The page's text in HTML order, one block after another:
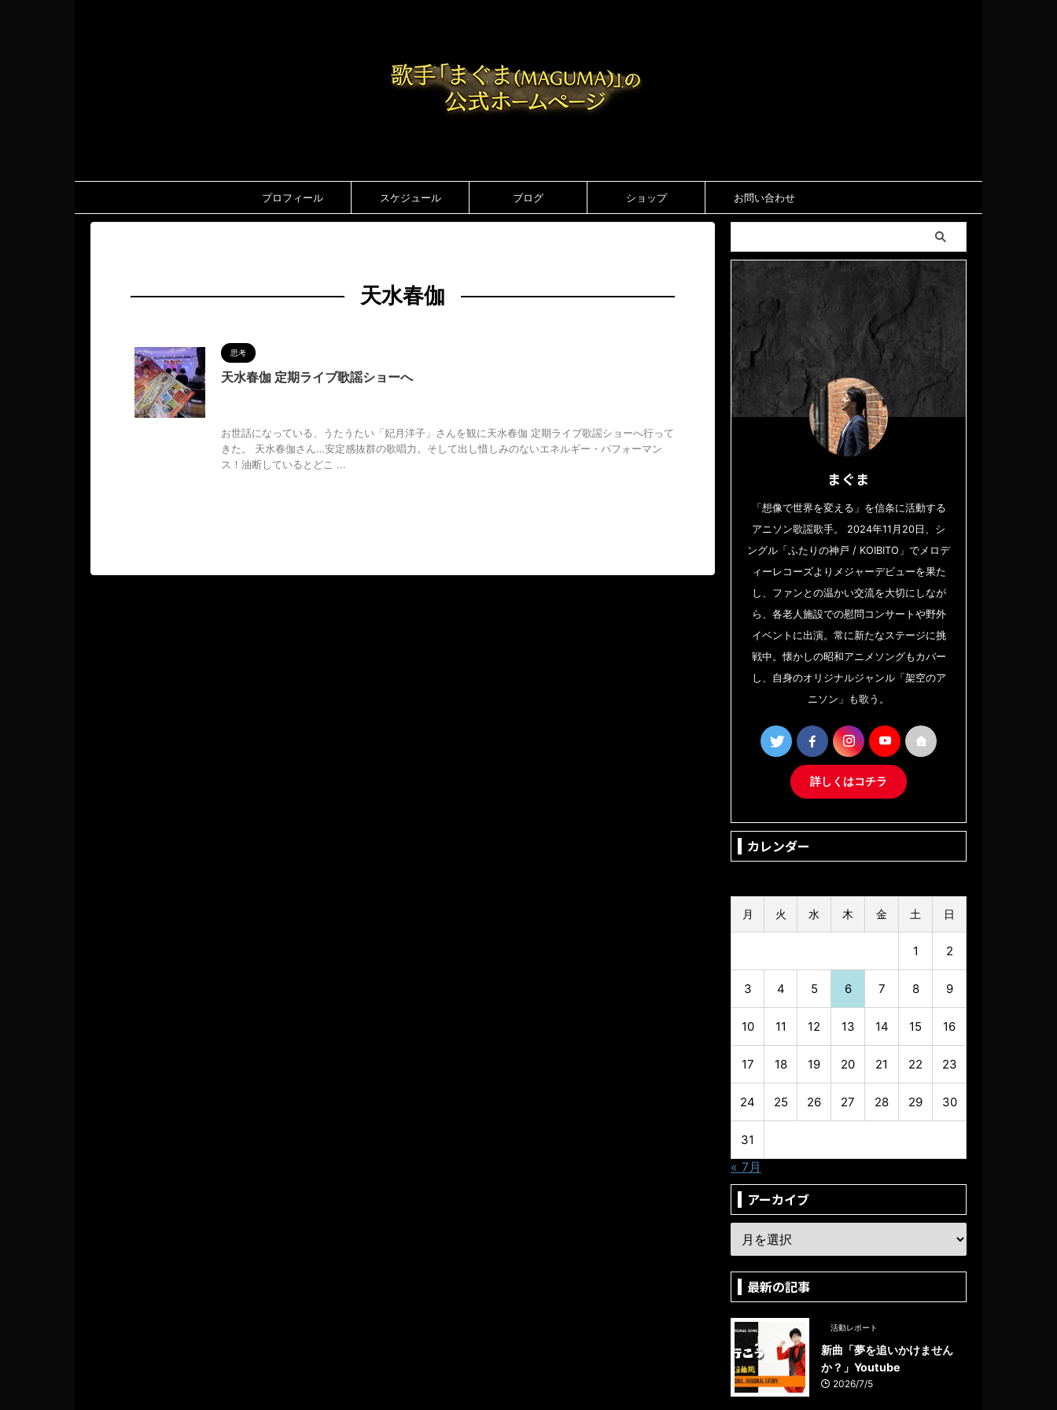
プロフィール スケジュール ブログ ショップ お問い合わせ
天水春伽
思考
天水春伽 定期ライブ歌謡ショーへ
お世話になっている、うたうたい「妃月洋子」さんを観に天水春伽 定期ライブ歌謡ショーへ行って
きた。 天水春伽さん…安定感抜群の歌唱力。そして出し惜しみのないエネルギー・パフォーマン
ス！油断しているとどこ ...
まぐま
「想像で世界を変える」を信条に活動する
アニソン歌謡歌手。 2024年11月20日、シ
ングル「ふたりの神戸 / KOIBITO」でメロデ
ィーレコーズよりメジャーデビューを果た
し、ファンとの温かい交流を大切にしなが
ら、各老人施設での慰問コンサートや野外
イベントに出演。常に新たなステージに挑
戦中。懐かしの昭和アニメソングもカバー
し、自身のオリジナルジャンル「架空のア
ニソン」も歌う。
詳しくはコチラ
カレンダー
月 火 水 木 金 土 日
1 2
3 4 5 6 7 8 9
10 11 12 13 14 15 16
17 18 19 20 21 22 23
24 25 26 27 28 29 30
31
« 7月
アーカイブ
最新の記事
活動レポート
新曲「夢を追いかけません
か？」Youtube
2026/7/5